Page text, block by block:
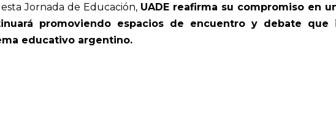
Jornada de Educación, UADE reafirma su compromiso en
promoviendo espacios de encuentro y debate que
educativo argentino.